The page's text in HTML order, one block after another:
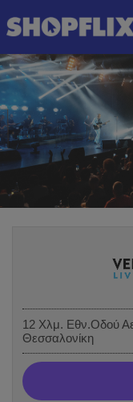
12 Χλμ. Εθν.Οδού
Θεσσαλονίκη